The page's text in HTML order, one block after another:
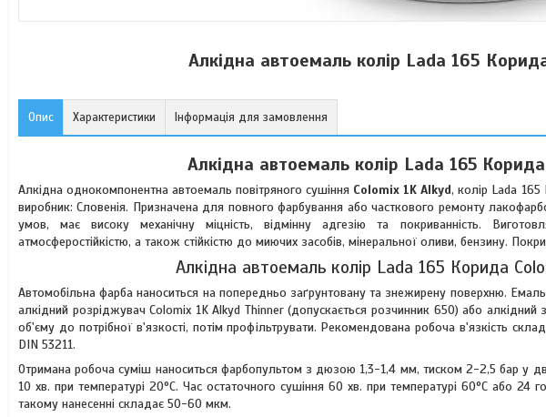
Алкідна автоемаль колір Lada 165
Опис Характеристики Інформація для замовлення
Алкідна автоемаль колір Lada 165
Алкідна однокомпонентна автоемаль повітряного сушіння Colomix 1K Alkyd, колір Lada
виробник: Словенія. Призначена для повного фарбування або часткового ремонту
умов, має високу механічну міцність, відмінну адгезію та покриванність.
атмосферостійкістю, а також стійкістю до миючих засобів, мінеральної оливи, бензину.
Алкідна автоемаль колір Lada 165 Корида
Автомобільна фарба наноситься на попередньо заґрунтовану та знежирену поверхню.
алкідний розріджувач Colomix 1K Alkyd Thinner (допускається розчинник 650) або
об'єму до потрібної в'язкості, потім профільтрувати. Рекомендована робоча в'язкість
DIN 53211.
Отримана робоча суміш наноситься фарбопультом з дюзою 1,3-1,4 мм, тиском 2-2,5 бар у
10 хв. при температурі 20°C. Час остаточного сушіння 60 хв. при температурі 60°C або
такому нанесенні складає 50-60 мкм.